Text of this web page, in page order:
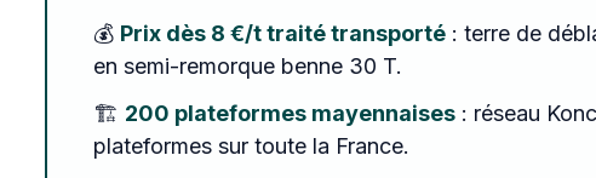
💰 Prix dès 8 €/t traité transporté : terre de
en semi-remorque benne 30 T.
🏗️ 200 plateformes mayennaises : réseau
plateformes sur toute la France.